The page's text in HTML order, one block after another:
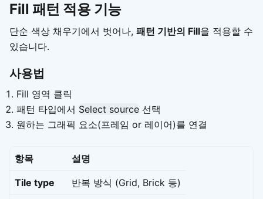
Fill 패턴 적용 기능
단순 색상 채우기에서 벗어나, 패턴 기반의 Fill을 적용할 수
있습니다.
사용법
Fill 영역 클릭
패턴 타입에서 Select source 선택
원하는 그래픽 요소(프레임 or 레이어)를 연결
항목 설명
Tile type 반복 방식 (Grid, Brick 등)